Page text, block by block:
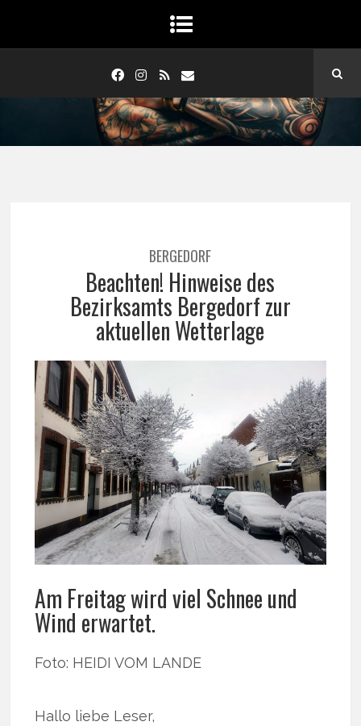
BERGEDORF
Beachten! Hinweise des
Bezirksamts Bergedorf zur
aktuellen Wetterlage
Am Freitag wird viel Schnee und
Wind erwartet.
Foto: HEIDI VOM LANDE
Hallo liebe Leser,